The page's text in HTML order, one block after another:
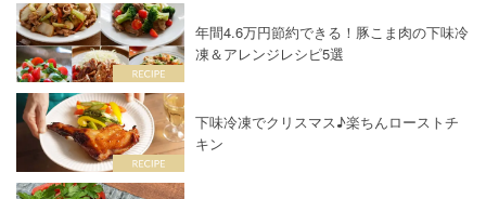
年間4.6万円節約できる！豚こま肉の下味冷
凍＆アレンジレシピ5選
下味冷凍でクリスマス♪楽ちんローストチ
キン